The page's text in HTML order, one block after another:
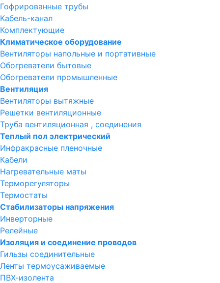
Гофрированные трубы
Кабель-канал
Комплектующие
Климатическое оборудование
Вентиляторы напольные и портативные
Обогреватели бытовые
Обогреватели промышленные
Вентиляция
Вентиляторы вытяжные
Решетки вентиляционные
Труба вентиляционная , соединения
Теплый пол электрический
Инфракрасные пленочные
Кабели
Нагревательные маты
Терморегуляторы
Термостаты
Стабилизаторы напряжения
Инверторные
Релейные
Изоляция и соединение проводов
Гильзы соединительные
Ленты термоусаживаемые
ПВХ-изолента